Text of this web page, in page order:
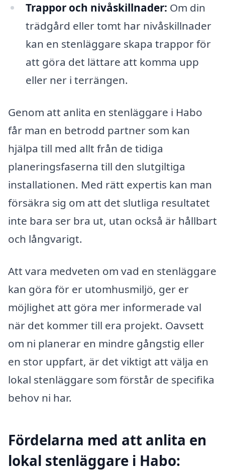
Trappor och nivåskillnader: Om din
trädgård eller tomt har nivåskillnader
kan en stenläggare skapa trappor för
att göra det lättare att komma upp
eller ner i terrängen.
Genom att anlita en stenläggare i Habo
får man en betrodd partner som kan
hjälpa till med allt från de tidiga
planeringsfaserna till den slutgiltiga
installationen. Med rätt expertis kan man
försäkra sig om att det slutliga resultatet
inte bara ser bra ut, utan också är hållbart
och långvarigt.
Att vara medveten om vad en stenläggare
kan göra för er utomhusmiljö, ger er
möjlighet att göra mer informerade val
när det kommer till era projekt. Oavsett
om ni planerar en mindre gångstig eller
en stor uppfart, är det viktigt att välja en
lokal stenläggare som förstår de specifika
behov ni har.
Fördelarna med att anlita en
lokal stenläggare i Habo: